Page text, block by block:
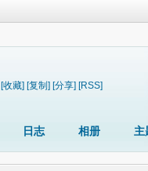
[收藏] [复制] [分享] [RSS]
日志 相册 主